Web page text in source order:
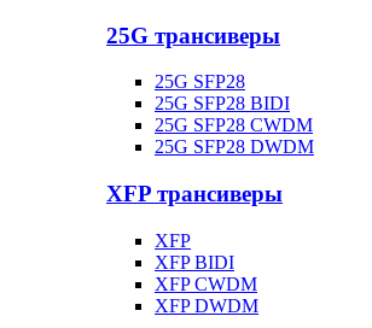
25G трансиверы
25G SFP28
25G SFP28 BIDI
25G SFP28 CWDM
25G SFP28 DWDM
XFP трансиверы
XFP
XFP BIDI
XFP CWDM
XFP DWDM